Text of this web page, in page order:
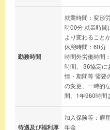
勤務時間
就業時間：変形
時00分 就業時間
より変わること
休憩時間：60分
時間外労働時間
時間、 36協定に
情・期間等 需要
の変更、一時的
間、1年960時間
待遇及び福利厚
加入保険等：雇
年金